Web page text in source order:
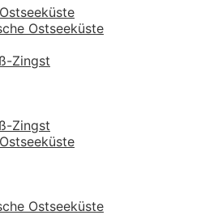
Ostseeküste
Zingst
Zingst
Ostseeküste